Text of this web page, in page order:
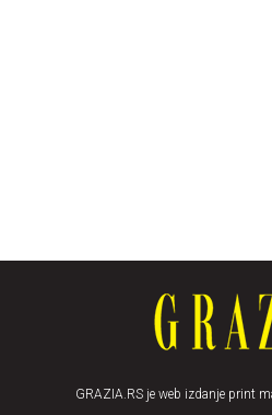
GRAZIA.RS je web izdanje print